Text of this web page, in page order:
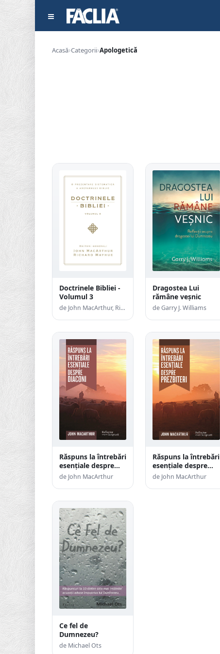
Acasă Categorii Apologetică
Doctrinele Bibliei -
Volumul 3
de John MacArthur, Richard Mayhue
Dragostea Lui
rămâne veșnic
de Garry J. Williams
Răspuns la întrebări
esențiale despre
diaconi
de John MacArthur
Răspuns la întrebări
esențiale despre
prezbiteri
de John MacArthur
Ce fel de
Dumnezeu?
de Michael Ots